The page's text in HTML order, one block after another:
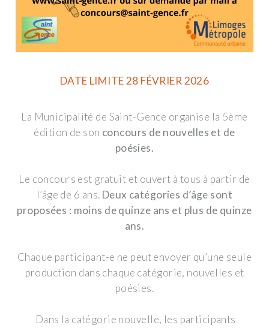
DATE LIMITE 28 FÉVRIER 2026
La Municipalité de Saint-Gence organise la 5ème
édition de son concours de nouvelles et de
poésies.
Le concours est gratuit et ouvert à tous à partir de
l’âge de 6 ans. Deux catégories d’âge sont
proposées : moins de quinze ans et plus de quinze
ans.
Chaque participant-e ne peut envoyer qu’une seule
production dans chaque catégorie, nouvelles et
poésies.
Dans la catégorie nouvelle, les participants